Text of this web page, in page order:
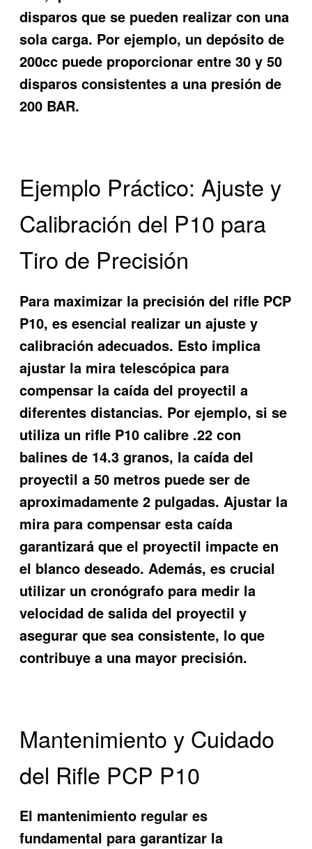
disparos que se pueden realizar con una
sola carga. Por ejemplo, un depósito de
200cc puede proporcionar entre 30 y 50
disparos consistentes a una presión de
200 BAR.
Ejemplo Práctico: Ajuste y
Calibración del P10 para
Tiro de Precisión
Para maximizar la precisión del rifle PCP
P10, es esencial realizar un ajuste y
calibración adecuados. Esto implica
ajustar la mira telescópica para
compensar la caída del proyectil a
diferentes distancias. Por ejemplo, si se
utiliza un rifle P10 calibre .22 con
balines de 14.3 granos, la caída del
proyectil a 50 metros puede ser de
aproximadamente 2 pulgadas. Ajustar la
mira para compensar esta caída
garantizará que el proyectil impacte en
el blanco deseado. Además, es crucial
utilizar un cronógrafo para medir la
velocidad de salida del proyectil y
asegurar que sea consistente, lo que
contribuye a una mayor precisión.
Mantenimiento y Cuidado
del Rifle PCP P10
El mantenimiento regular es
fundamental para garantizar la